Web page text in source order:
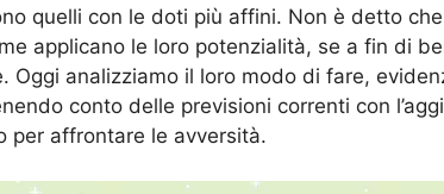
quelli con le doti più affini. Non è detto
applicano le loro potenzialità, se a fin di
Oggi analizziamo il loro modo di fare,
conto delle previsioni correnti con
per affrontare le avversità.